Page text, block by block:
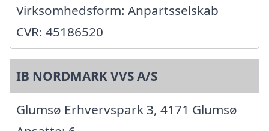
Virksomhedsform: Anpartsselskab
CVR: 45186520
IB NORDMARK VVS A/S
Glumsø Erhvervspark 3, 4171 Glumsø